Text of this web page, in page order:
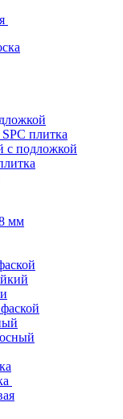
плитка
с подложкой
мм